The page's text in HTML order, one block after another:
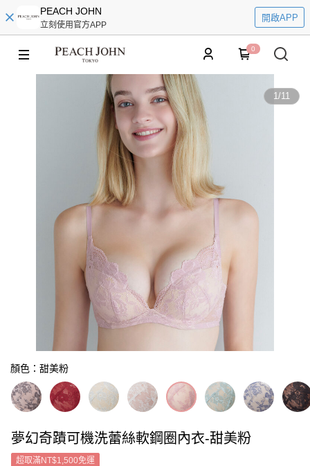
PEACH JOHN
立刻使用官方APP
開啟APP
0
1/11
顏色：甜美粉
夢幻奇蹟可機洗蕾絲軟鋼圈內衣-甜美粉
超取滿NT$1,500免運